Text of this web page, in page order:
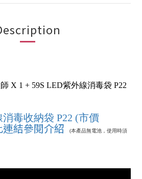
X 1 + 59S LED紫外線消毒袋 P22
毒收納袋 P22 (市價
結參閱介紹 (本產品無電池，使用時須